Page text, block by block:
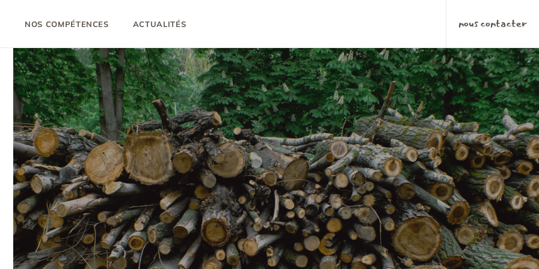
NOS COMPÉTENCES ACTUALITÉS nous contacter